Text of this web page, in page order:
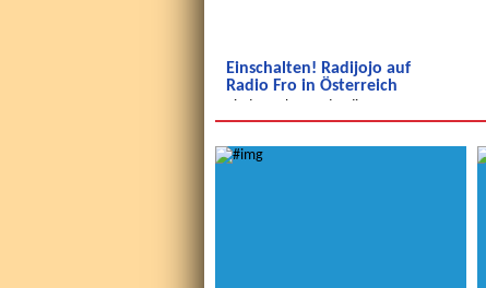
Einschalten! Radijojo auf
Radio Fro in Österreich